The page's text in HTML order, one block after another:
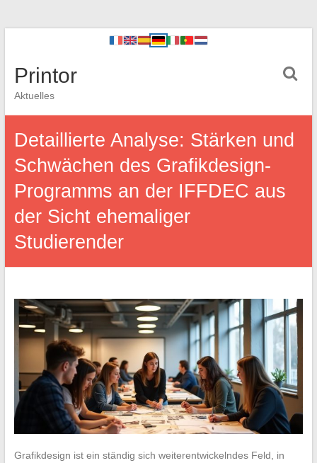
Printor
Aktuelles
Detaillierte Analyse: Stärken und
Schwächen des Grafikdesign-
Programms an der IFFDEC aus
der Sicht ehemaliger
Studierender
Grafikdesign ist ein ständig sich weiterentwickelndes Feld, in